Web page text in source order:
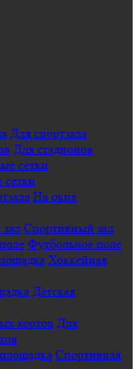
Для спортзала
Для стадионов
сетки
На окна
Спортивный зал
Футбольное поле
Хоккейная
Детская
Для
Спортивная